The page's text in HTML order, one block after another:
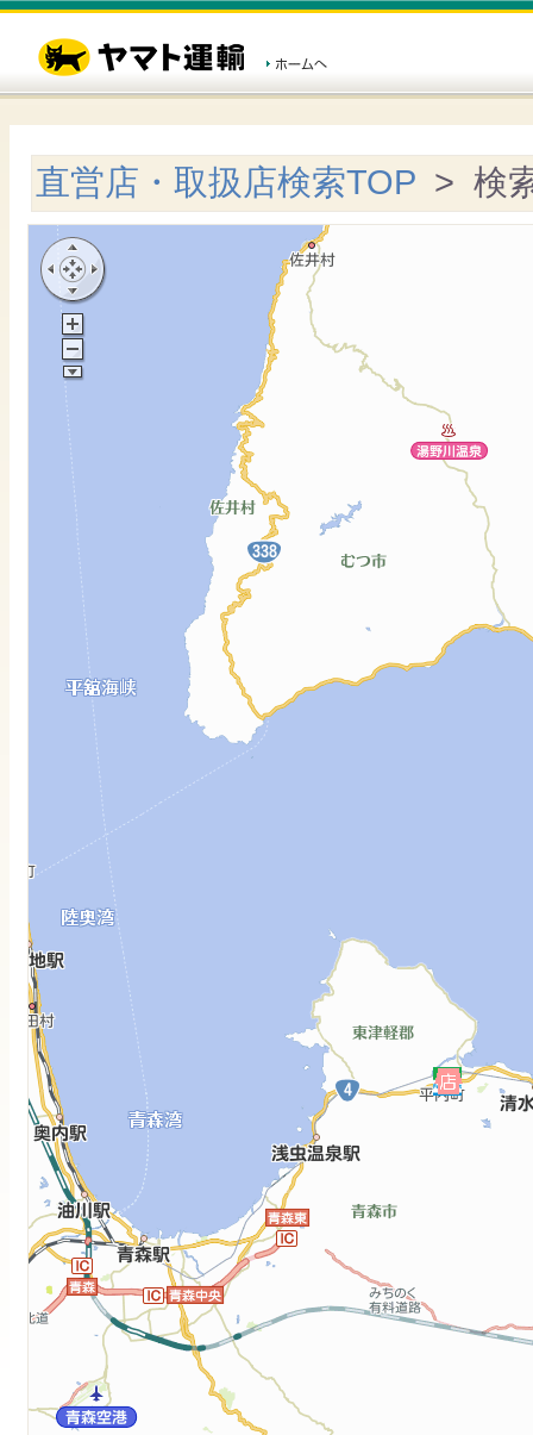
直営店・取扱店検索TOP > 検